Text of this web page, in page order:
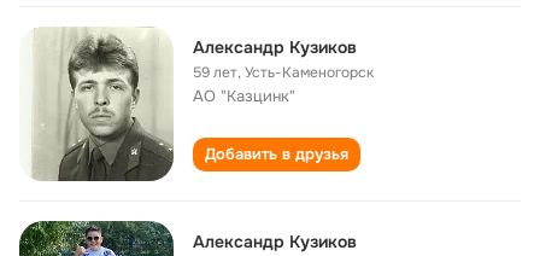
Александр Кузиков
59 лет,Усть-Каменогорск
АО "Казцинк"
Добавить в друзья
Александр Кузиков